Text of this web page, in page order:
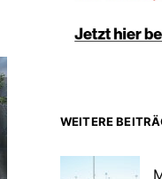
WEITERE